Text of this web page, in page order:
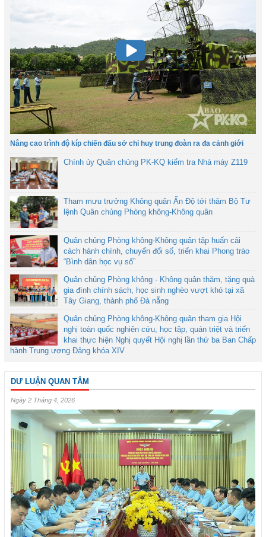
Nâng cao trình độ kíp chiến đấu sở chỉ huy trung đoàn ra đa cảnh giới
Chính ủy Quân chủng PK-KQ kiểm tra Nhà máy Z119
Tham mưu trưởng Không quân Ấn Độ tới thăm Bộ Tư
lệnh Quân chủng Phòng không-Không quân
Quân chủng Phòng không-Không quân tập huấn cải
cách hành chính, chuyển đổi số, triển khai Phong trào
“Bình dân học vụ số”
Quân chủng Phòng không - Không quân thăm, tặng quà
gia đình chính sách, học sinh nghèo vượt khó tại xã
Tây Giang, thành phố Đà nẵng
Quân chủng Phòng không-Không quân tham gia Hội
nghị toàn quốc nghiên cứu, học tập, quán triệt và triển
khai thực hiện Nghị quyết Hội nghị lần thứ ba Ban Chấp
hành Trung ương Đảng khóa XIV
DƯ LUẬN QUAN TÂM
Ngày 2 Tháng 4, 2026